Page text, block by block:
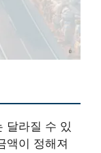
달라질 수 있
액이 정해져